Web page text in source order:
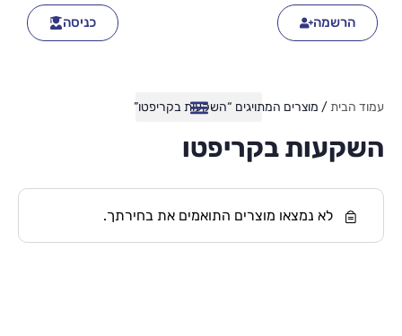
הרשמה כניסה
עמוד הבית/ מוצרים המתויגים “השקעות בקריפטו”
השקעות בקריפטו
לא נמצאו מוצרים התואמים את בחירתך.